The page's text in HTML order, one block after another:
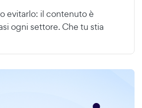
evitarlo: il contenuto è
ogni settore. Che tu stia